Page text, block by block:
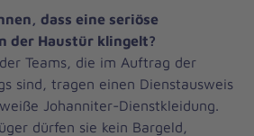
dass eine seriöse
der Haustür klingelt?
Teams, die im Auftrag der
sind, tragen einen Dienstausweis
Johanniter-Dienstkleidung.
dürfen sie kein Bargeld,